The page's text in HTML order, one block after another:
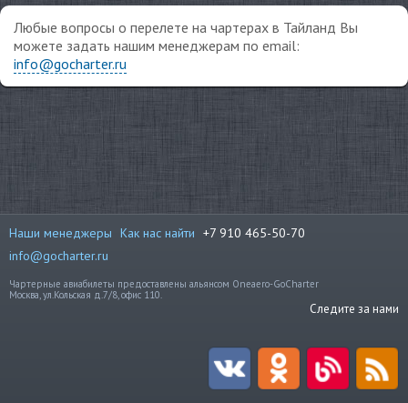
Любые вопросы о перелете на чартерах в Тайланд Вы
можете задать нашим менеджерам по email:
info@gocharter.ru
Наши менеджеры Как нас найти +7 910 465-50-70
info@gocharter.ru
Чартерные авиабилеты предоставлены альянсом Oneaero-GoCharter
Москва, ул.Кольская д.7/8, офис 110.
Следите за нами